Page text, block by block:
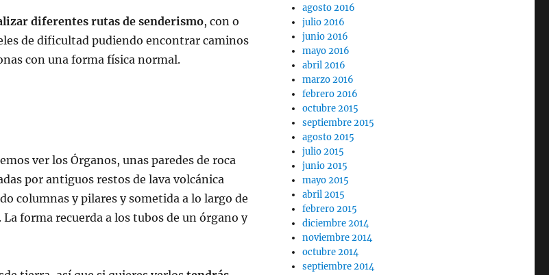
diferentes rutas de senderismo, con o
de dificultad pudiendo encontrar caminos
con una forma física normal.
ver los Órganos, unas paredes de roca
por antiguos restos de lava volcánica
columnas y pilares y sometida a lo largo de
forma recuerda a los tubos de un órgano y
agosto 2016
julio 2016
junio 2016
mayo 2016
abril 2016
marzo 2016
febrero 2016
octubre 2015
septiembre 2015
agosto 2015
julio 2015
junio 2015
mayo 2015
abril 2015
febrero 2015
diciembre 2014
noviembre 2014
octubre 2014
septiembre 2014